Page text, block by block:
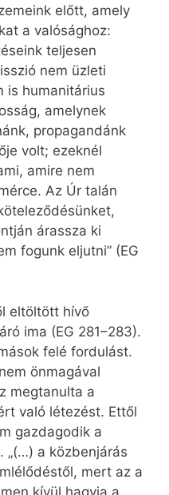
előtt, amely
a valósághoz:
teljesen
nem üzleti
is humanitárius
amelynek
propagandánk
volt; ezeknél
amire nem
Az Úr talán
árassza ki
fogunk eljutni” (EG
eltöltött hívő
ima (EG 281–283).
felé fordulást.
önmagával
megtanulta a
való létezést. Ettől
gazdagodik a
„(…) a közbenjárás
mert az a
kívül hagyja a